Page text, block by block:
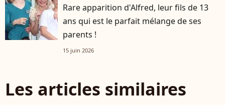
Rare apparition d'Alfred, leur fils de 13
ans qui est le parfait mélange de ses
parents !
15 juin 2026
Les articles similaires